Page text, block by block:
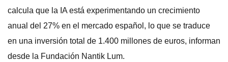
calcula que la IA está experimentando un crecimiento
anual del 27% en el mercado español, lo que se traduce
en una inversión total de 1.400 millones de euros, informan
desde la Fundación Nantik Lum.